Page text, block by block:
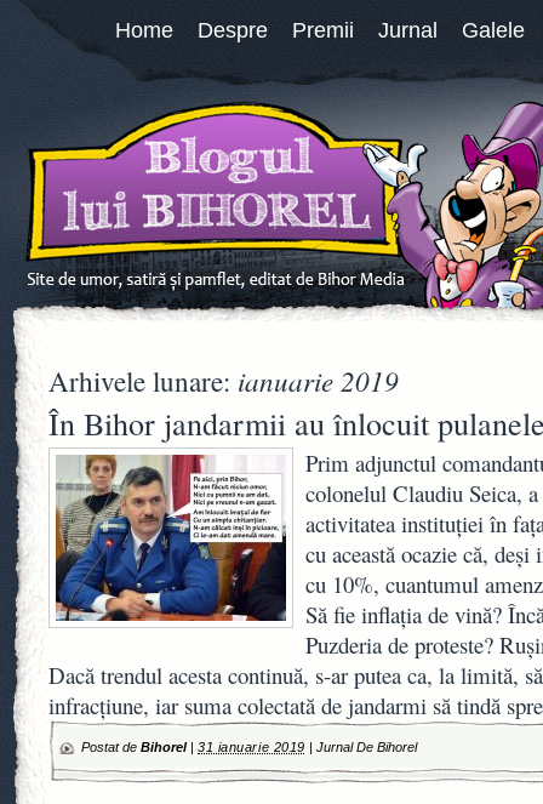
Home Despre Premii Jurnal Galele
Arhivele lunare: ianuarie 2019
În Bihor jandarmii au înlocuit
Prim adjunctul
colonelul Claudiu Seica, a
activitatea instituției în
cu această ocazie că,
cu 10%, cuantumul
Să fie inflația de vină?
Puzderia de proteste?
Dacă trendul acesta continuă, s-ar putea ca, la limită,
infracțiune, iar suma colectată de jandarmi să tindă
Postat de Bihorel| 31 ianuarie 2019 | Jurnal De Bihorel